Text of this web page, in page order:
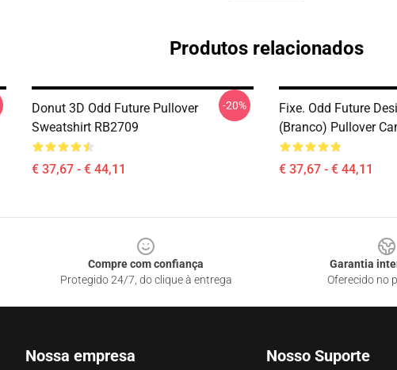
Produtos relacionados
Donut 3D Odd Future Pullover
Sweatshirt RB2709
€ 37,67 - € 44,11
-20%
Fixe. Odd Future
(branco) Pullover
€ 37,67 - € 44,11
Compre com confiança
Protegido 24/7, do clique à entrega
Garantia
Oferecido no
Nossa empresa Nosso Suporte